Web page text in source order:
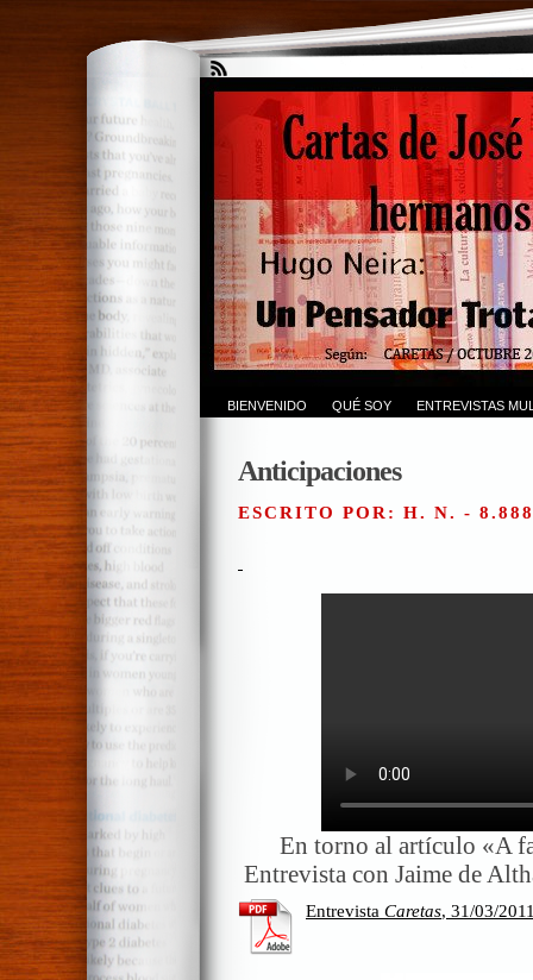
BIENVENIDO QUÉ SOY ENTREVISTAS
Anticipaciones
ESCRITO POR: H. N. -
En torno al artículo «A
Entrevista con Jaime de
Entrevista Caretas, 31/03/